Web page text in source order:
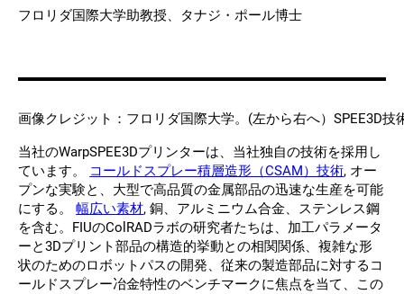
フロリダ国際大学助教授、タナジ・ポール博士
画像クレジット：フロリダ国際大学。(左から右へ）SPEE3D
当社のWarpSPEE3Dプリンターは、当社独自の技術を採用し
ています。
コールドスプレー積層造形（CSAM）技術, オー
プンな実験と、大型で高品質の金属部品の迅速な生産を可能
にする。幅広い素材, 銅、アルミニウム合金、ステンレス鋼
を含む。FIUのColRADラボの研究者たちは、加工パラメータ
ーと3Dプリント部品の構造的挙動との相関関係、複雑な形
状のためのロボットパスの開発、従来の製造部品に対するコ
ールドスプレー冶金特性のベンチマークに焦点を当て、この